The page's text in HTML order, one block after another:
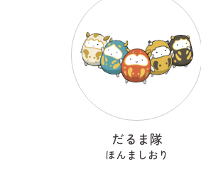
だるま隊
ほんましおり